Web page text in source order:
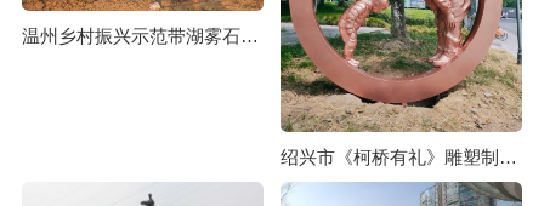
温州乡村振兴示范带湖雾石里葡源雕塑项目
绍兴市《柯桥有礼》雕塑制作及安装项目